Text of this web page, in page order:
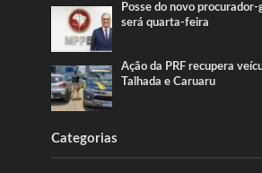
Posse do novo procurador-
será quarta-feira
Ação da PRF recupera
Talhada e Caruaru
Categorias